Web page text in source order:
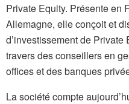
Private Equity. Présente en
Allemagne, elle conçoit et
d’investissement de
travers des conseillers en
offices et des banques
La société compte